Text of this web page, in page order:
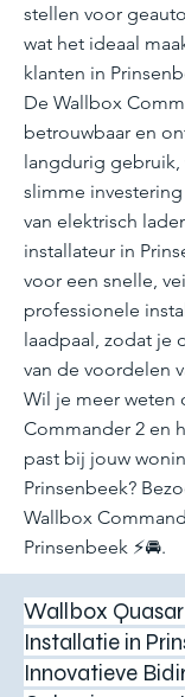
stellen voor
wat het ideaal
klanten in
De Wallbox
betrouwbaar en
langdurig gebruik,
slimme
van elektrisch
installateur in
voor een snelle,
professionele
laadpaal, zodat je
van de voordelen
Wil je meer weten
Commander 2 en
past bij jouw
Prinsenbeek?
Wallbox
Prinsenbeek ⚡🚘.
Wallbox
Installatie in
Innovatieve